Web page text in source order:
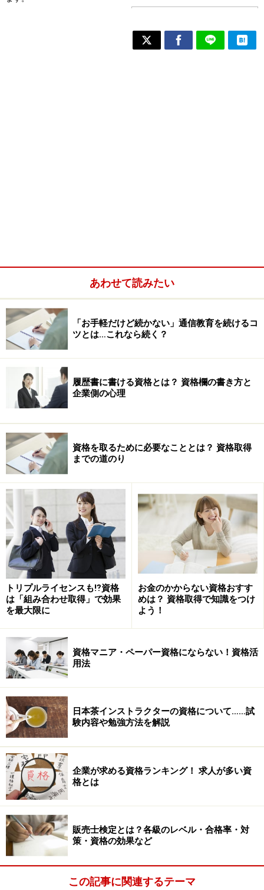
あわせて読みたい
「お手軽だけど続かない」通信教育を続けるコ
ツとは…これなら続く？
履歴書に書ける資格とは？ 資格欄の書き方と
企業側の心理
資格を取るために必要なこととは？ 資格取得
までの道のり
トリプルライセンスも⁉資格
は「組み合わせ取得」で効果
を最大限に
お金のかからない資格おすす
めは？ 資格取得で知識をつけ
よう！
資格マニア・ペーパー資格にならない！資格活
用法
日本茶インストラクターの資格について……試
験内容や勉強方法を解説
企業が求める資格ランキング！ 求人が多い資
格とは
販売士検定とは？各級のレベル・合格率・対
策・資格の効果など
この記事に関連するテーマ